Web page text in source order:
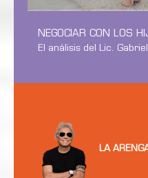
NEGOCIAR CON LOS
El análisis del Lic.
LA